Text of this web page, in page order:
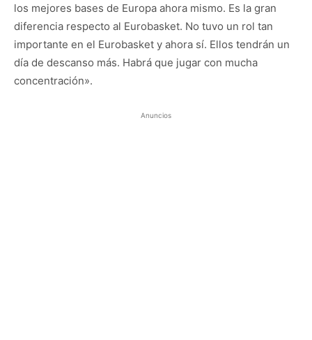
los mejores bases de Europa ahora mismo. Es la gran
diferencia respecto al Eurobasket. No tuvo un rol tan
importante en el Eurobasket y ahora sí. Ellos tendrán un
día de descanso más. Habrá que jugar con mucha
concentración».
Anuncios